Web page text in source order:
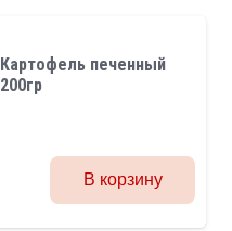
Картофель печенный
200гр
В корзину